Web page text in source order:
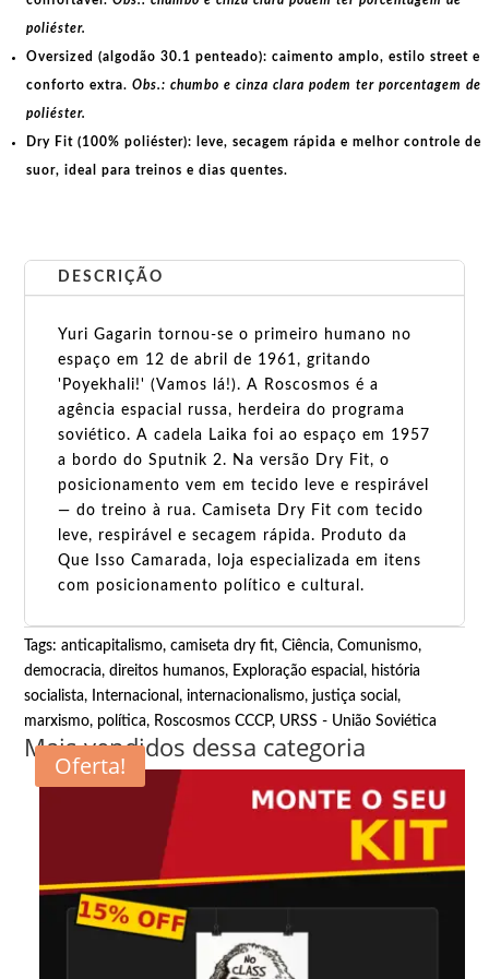
poliéster.
Oversized (algodão 30.1 penteado): caimento amplo, estilo street e
conforto extra. Obs.: chumbo e cinza clara podem ter porcentagem de
poliéster.
Dry Fit (100% poliéster): leve, secagem rápida e melhor controle de
suor, ideal para treinos e dias quentes.
DESCRIÇÃO
Yuri Gagarin tornou-se o primeiro humano no
espaço em 12 de abril de 1961, gritando
'Poyekhali!' (Vamos lá!). A Roscosmos é a
agência espacial russa, herdeira do programa
soviético. A cadela Laika foi ao espaço em 1957
a bordo do Sputnik 2. Na versão Dry Fit, o
posicionamento vem em tecido leve e respirável
— do treino à rua. Camiseta Dry Fit com tecido
leve, respirável e secagem rápida. Produto da
Que Isso Camarada, loja especializada em itens
com posicionamento político e cultural.
Tags:anticapitalismo,camiseta dry fit,Ciência,Comunismo,
democracia,direitos humanos, Exploração espacial, história
socialista, Internacional,internacionalismo,justiça social,
marxismo, política, Roscosmos CCCP, URSS - União Soviética
Mais vendidos dessa categoria
Oferta!